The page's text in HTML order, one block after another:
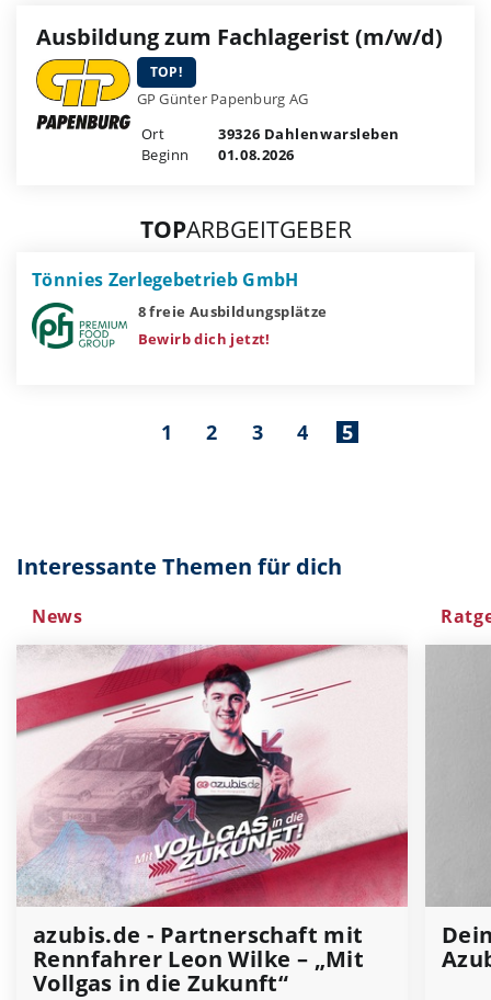
Ausbildung zum Fachlagerist (m/w/d)
TOP!
GP Günter Papenburg AG
Ort
39326 Dahlenwarsleben
Beginn
01.08.2026
TOPARBGEITGEBER
Tönnies Zerlegebetrieb GmbH
8 freie Ausbildungsplätze
Bewirb dich jetzt!
1 2 3 4 5
Interessante Themen für dich
News
azubis.de - Partnerschaft mit
Rennfahrer Leon Wilke – „Mit
Vollgas in die Zukunft“